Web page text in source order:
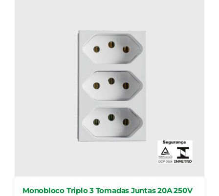
Monobloco Triplo 3 Tomadas Juntas 20A 250V